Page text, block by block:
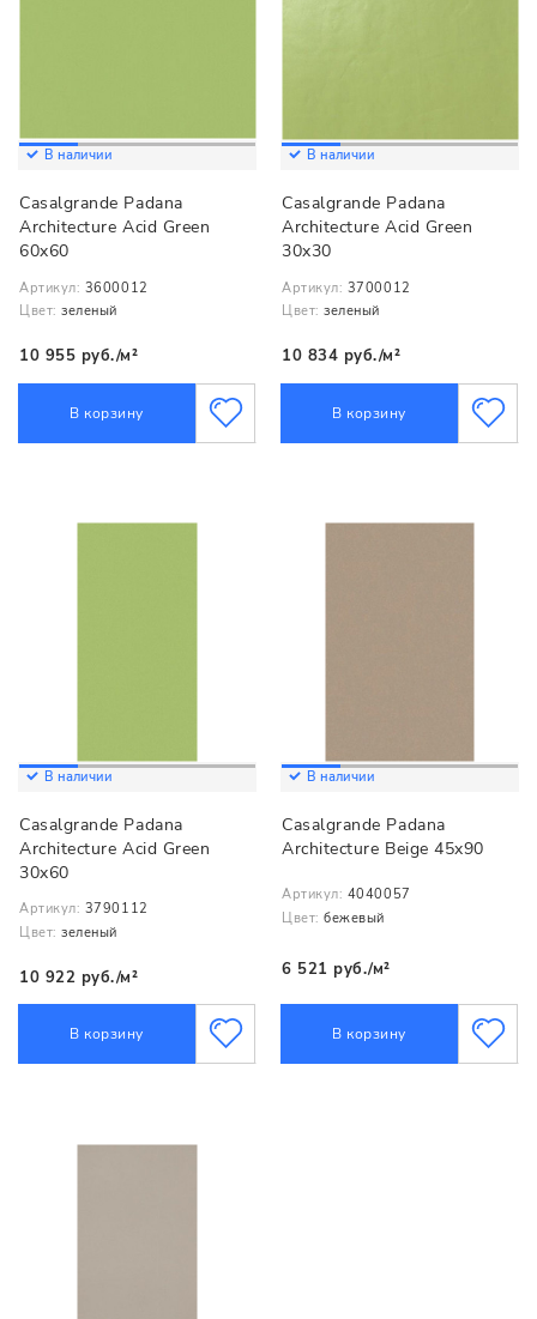
В наличии
Casalgrande Padana
Architecture Acid Green
60x60
Артикул: 3600012
Цвет: зеленый
10 955 руб./м²
В корзину
В наличии
Casalgrande Padana
Architecture Acid Green
30x30
Артикул: 3700012
Цвет: зеленый
10 834 руб./м²
В корзину
В наличии
Casalgrande Padana
Architecture Acid Green
30x60
Артикул: 3790112
Цвет: зеленый
10 922 руб./м²
В корзину
В наличии
Casalgrande Padana
Architecture Beige 45x90
Артикул: 4040057
Цвет: бежевый
6 521 руб./м²
В корзину